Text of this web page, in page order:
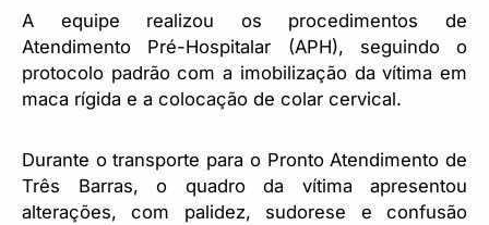
A equipe realizou os procedimentos de
Atendimento Pré-Hospitalar (APH), seguindo o
protocolo padrão com a imobilização da vítima em
maca rígida e a colocação de colar cervical.
Durante o transporte para o Pronto Atendimento de
Três Barras, o quadro da vítima apresentou
alterações, com palidez, sudorese e confusão